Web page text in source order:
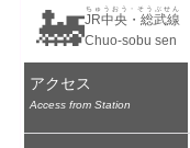
🚂JR中央・総武線
ちゅうおう・そうぶせん
Chuo-sobu sen
アクセス
Access from Station